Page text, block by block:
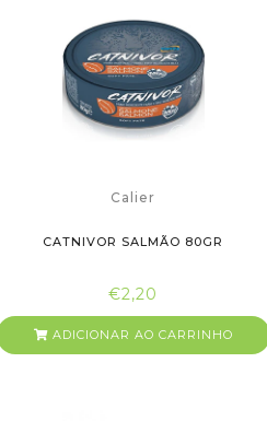
Calier
CATNIVOR SALMÃO 80GR
€2,20
ADICIONAR AO CARRINHO